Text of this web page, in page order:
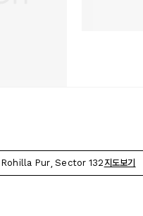
Pur, Sector 132지도보기